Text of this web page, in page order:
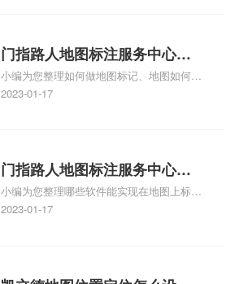
情可查看下方正文！
门指路人地图标注服务中心如
何做花小猪打车地图位置标
记？门指路人地图标注服务中
小编为您整理如何做地图标记、地图如何做
标记、so搜街景中如何做标记、360e启花贷
关地图标注知识，详情可查看下方正文！
2023-01-17
门指路人地图标注服务中心地
图位置地址标记？门指路人地
图标注服务中心苹果地图位置
小编为您整理哪些软件能实现在地图上标记
门指路人地图标注服务中心位置、门指路人
门指路人地图标注服务中心地址标注上地图
2023-01-17